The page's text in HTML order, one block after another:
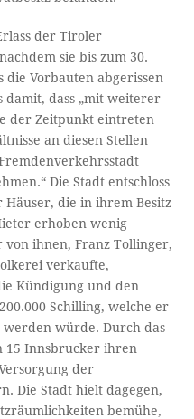
der Tiroler
sie bis zum 30.
die Vorbauten abgerissen
dass „mit weiterer
der Zeitpunkt eintreten
an diesen Stellen
Die Stadt entschloss
die in ihrem Besitz
erhoben wenig
ihnen, Franz Tollinger,
verkaufte,
Kündigung und den
Schilling, welche er
würde. Durch das
15 Innsbrucker ihren
der
Die Stadt hielt dagegen,
bemühe,